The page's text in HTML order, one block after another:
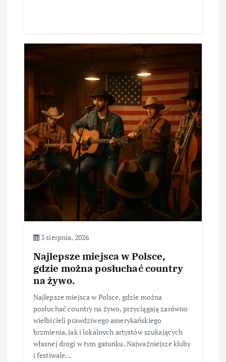
3 sierpnia, 2026
Najlepsze miejsca w Polsce,
gdzie można posłuchać country
na żywo.
Najlepsze miejsca w Polsce, gdzie można
posłuchać country na żywo, przyciągają zarówno
wielbicieli prawdziwego amerykańskiego
brzmienia, jak i lokalnych artystów szukających
własnej drogi w tym gatunku. Najważniejsze kluby
i festiwale…